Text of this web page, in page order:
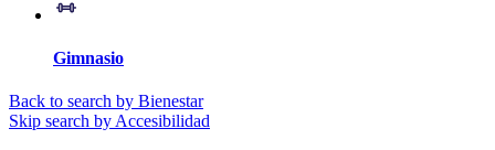
Gimnasio
Back to search by Bienestar
Skip search by Accesibilidad